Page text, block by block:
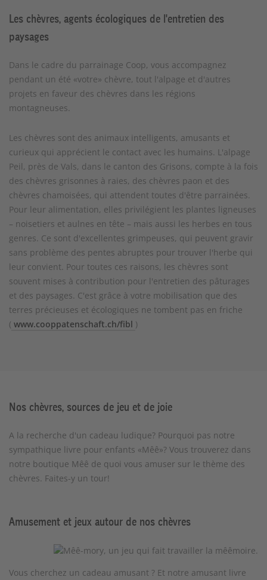
Les chèvres, agents écologiques de l'entretien des
paysages
Dans le cadre du parrainage Coop, vous accompagnez
pendant un été «votre» chèvre, tout l'alpage et d'autres
projets en faveur des chèvres dans les régions
montagneuses.
Les chèvres sont des animaux intelligents, amusants et
curieux qui apprécient le contact avec les humains. L'alpage
Peil, près de Vals, dans le canton des Grisons, compte à la fois
des chèvres grisonnes à raies, des chèvres paon et des
chèvres chamoisées, qui attendent toutes d'être parrainées.
Pour leur alimentation, elles privilégient les plantes ligneuses
– noisetiers et aulnes en tête – mais aussi les herbes en tous
genres. Ce sont d'excellentes grimpeuses, qui peuvent gravir
sans problème des pentes abruptes pour trouver l'herbe qui
leur convient. Pour toutes ces raisons, les chèvres sont
souvent mises à contribution pour l'entretien des pâturages
et des paysages. C'est grâce à votre mobilisation que des
terres précieuses et écologiques ne tombent pas en friche
( www.cooppatenschaft.ch/fibl )
Nos chèvres, sources de jeu et de joie
A la recherche d'un cadeau ludique? Pourquoi pas notre
sympathique livre pour enfants «Mêê»? Vous trouverez dans
notre boutique Mêê de quoi vous amuser sur le thème des
chèvres. Faites-y un tour!
Amusement et jeux autour de nos chèvres
Vous cherchez un cadeau amusant ? Et notre amusant livre